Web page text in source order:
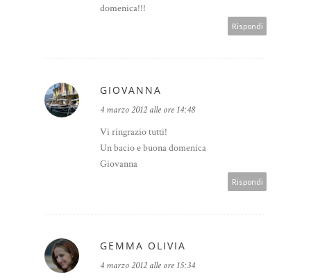
domenica!!!
Rispondi
GIOVANNA
4 marzo 2012 alle ore 14:48
Vi ringrazio tutti!
Un bacio e buona domenica
Giovanna
Rispondi
GEMMA OLIVIA
4 marzo 2012 alle ore 15:34